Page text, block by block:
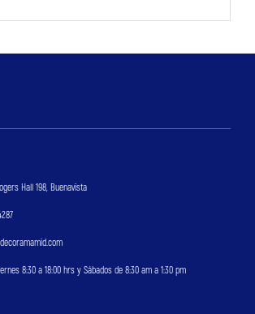
Hall 198, Buenavista
8:30 a 18:00 hrs y Sábados de 8:30 am a 1:30 pm